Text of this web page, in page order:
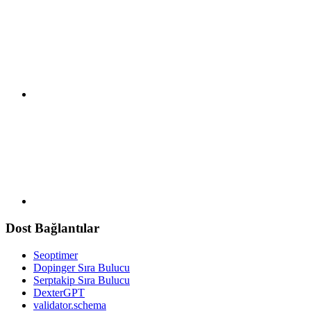
Dost Bağlantılar
Seoptimer
Dopinger Sıra Bulucu
Serptakip Sıra Bulucu
DexterGPT
validator.schema